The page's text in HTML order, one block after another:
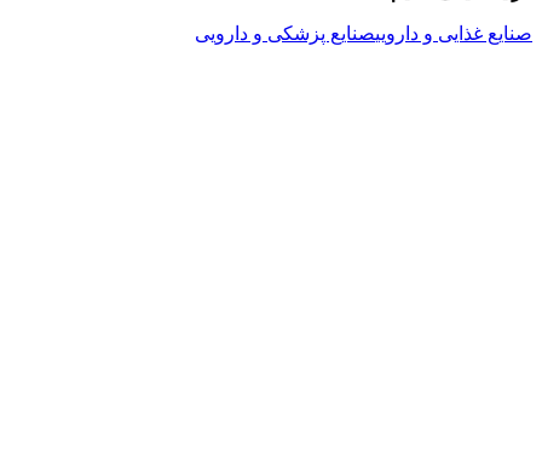
صنایع غذایی و داروییصنایع پزشکی و دارویی